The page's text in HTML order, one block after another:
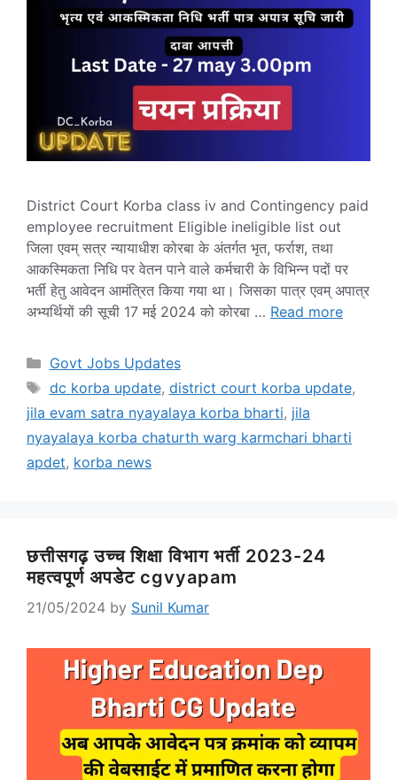
District Court Korba class iv and Contingency paid
employee recruitment Eligible ineligible list out
जिला एवम् सत्र न्यायाधीश कोरबा के अंतर्गत भृत, फर्राश, तथा
आकस्मिकता निधि पर वेतन पाने वाले कर्मचारी के विभिन्न पदों पर
भर्ती हेतु आवेदन आमंत्रित किया गया था। जिसका पात्र एवम् अपात्र
अभ्यर्थियों की सूची 17 मई 2024 को कोरबा … Read more
Categories
Govt Jobs Updates
Tags
dc korba update, district court korba update,
jila evam satra nyayalaya korba bharti, jila
nyayalaya korba chaturth warg karmchari bharti
apdet, korba news
छत्तीसगढ़ उच्च शिक्षा विभाग भर्ती 2023-24
महत्वपूर्ण अपडेट cgvyapam
21/05/2024 by Sunil Kumar